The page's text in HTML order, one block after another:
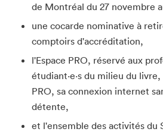
de Montréal du 27 novembre
une cocarde nominative à
comptoirs d'accréditation,
l'Espace PRO, réservé aux
étudiant·e·s du milieu du
PRO, sa connexion internet
détente,
et l'ensemble des activités du